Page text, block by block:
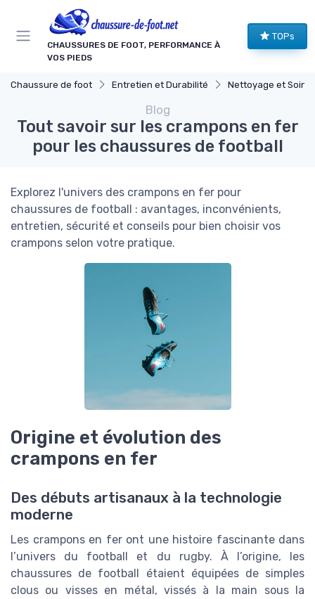
CHAUSSURES DE FOOT, PERFORMANCE À
VOS PIEDS
TOPs
Chaussure de foot Entretien et Durabilité Nettoyage et Soins
Blog
Tout savoir sur les crampons en fer
pour les chaussures de football
Explorez l'univers des crampons en fer pour
chaussures de football : avantages, inconvénients,
entretien, sécurité et conseils pour bien choisir vos
crampons selon votre pratique.
Origine et évolution des
crampons en fer
Des débuts artisanaux à la technologie
moderne
Les crampons en fer ont une histoire fascinante dans
l’univers du football et du rugby. À l’origine, les
chaussures de football étaient équipées de simples
clous ou visses en métal, vissés à la main sous la
Panneau de gestion des cookies